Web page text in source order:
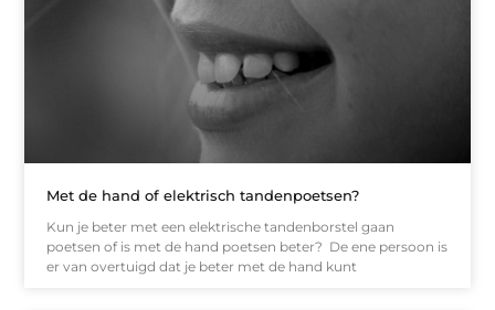
Met de hand of elektrisch tandenpoetsen?
Kun je beter met een elektrische tandenborstel gaan
poetsen of is met de hand poetsen beter? De ene persoon is
er van overtuigd dat je beter met de hand kunt